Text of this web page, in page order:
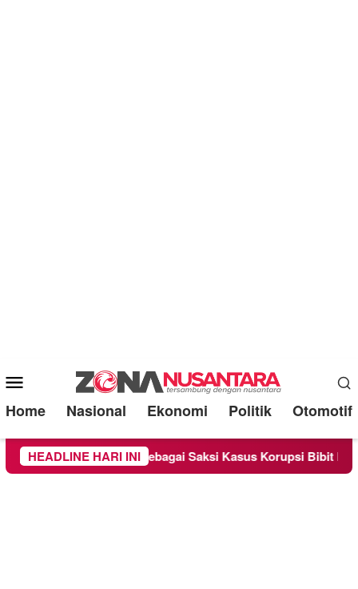
Mobile
Menu
Home Nasional Ekonomi Politik Otomotif
HEADLINE HARI INI
Diperiksa Sebagai Saksi Kasus Korupsi Bibit Nanas Sulsel